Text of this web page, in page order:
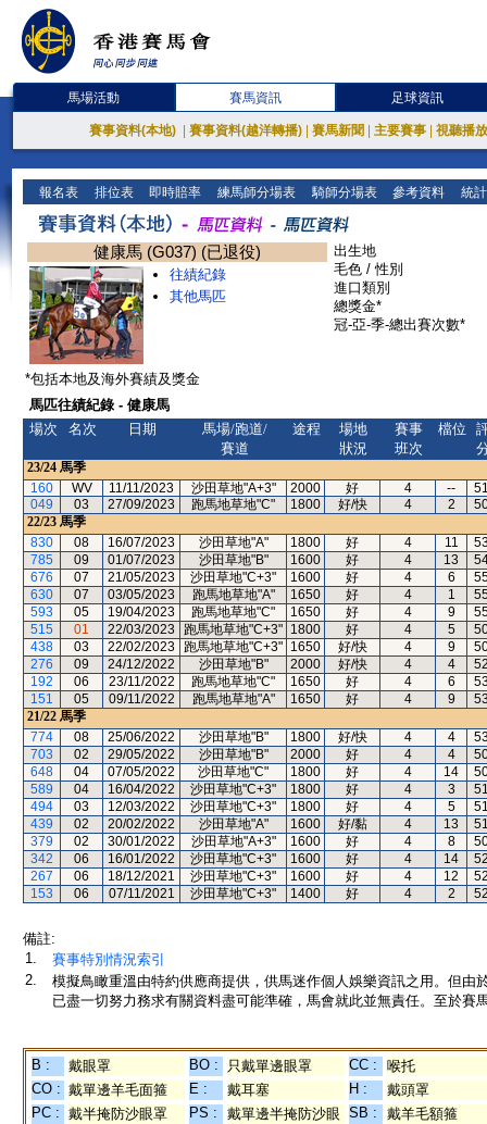
馬場活動 賽馬資訊 足球資訊
賽事資料(本地) 賽事資料(越洋轉播) 賽馬新聞 主要賽事 視聽播
報名表 排位表 即時賠率 練馬師分場表 騎師分場表 參考資料 統
健康馬 (G037) (已退役)
往績紀錄
其他馬匹
出生地
毛色 / 性別
進口類別
總獎金*
冠-亞-季-總出賽次數*
*包括本地及海外賽績及獎金
馬匹往績紀錄 - 健康馬
場次
名次 日期
馬場/跑道/
賽道
途程
場地
狀況
賽事
班次
檔位
23/24 馬季
160
WV 11/11/2023 沙田草地"A+3" 2000 好 4 --
049
03 27/09/2023 跑馬地草地"C" 1800 好/快 4 2
22/23 馬季
830
08 16/07/2023 沙田草地"A" 1800 好 4 11
785
09 01/07/2023 沙田草地"B" 1600 好 4 13
676
07 21/05/2023 沙田草地"C+3" 1600 好 4 6
630
07 03/05/2023 跑馬地草地"A" 1650 好 4 1
593
05 19/04/2023 跑馬地草地"C" 1650 好 4 9
515
01 22/03/2023 跑馬地草地"C+3" 1800 好 4 5
438
03 22/02/2023 跑馬地草地"C+3" 1650 好/快 4 9
276
09 24/12/2022 沙田草地"B" 2000 好/快 4 4
192
06 23/11/2022 跑馬地草地"C" 1650 好 4 6
151
05 09/11/2022 跑馬地草地"A" 1650 好 4 9
21/22 馬季
774
08 25/06/2022 沙田草地"B" 1800 好/快 4 4
703
02 29/05/2022 沙田草地"B" 2000 好 4 4
648
04 07/05/2022 沙田草地"C" 1800 好 4 14
589
04 16/04/2022 沙田草地"C+3" 1800 好 4 3
494
03 12/03/2022 沙田草地"C+3" 1800 好 4 5
439
02 20/02/2022 沙田草地"A" 1600 好/黏 4 13
379
02 30/01/2022 沙田草地"A+3" 1600 好 4 8
342
06 16/01/2022 沙田草地"C+3" 1600 好 4 14
267
06 18/12/2021 沙田草地"C+3" 1600 好 4 12
153
06 07/11/2021 沙田草地"C+3" 1400 好 4 2
備註:
1.
賽事特別情況索引
2.
模擬鳥瞰重溫由特約供應商提供，供馬迷作個人娛樂資訊之用。但
已盡一切努力務求有關資料盡可能準確，馬會就此並無責任。至於賽
B : 戴眼罩 BO : 只戴單邊眼罩 CC :
喉托
CO : 戴單邊羊毛面箍 E : 戴耳塞 H :
戴頭罩
PC : 戴半掩防沙眼罩 PS :
戴單邊半掩防沙眼 SB : 戴羊毛額箍